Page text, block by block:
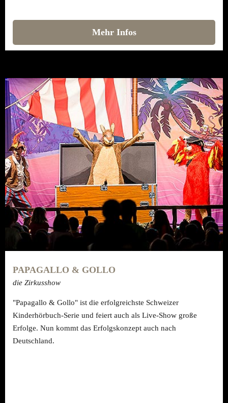
Mehr Infos
PAPAGALLO & GOLLO
die Zirkusshow
"Papagallo & Gollo" ist die erfolgreichste Schweizer
Kinderhörbuch-Serie und feiert auch als Live-Show große
Erfolge. Nun kommt das Erfolgskonzept auch nach
Deutschland.